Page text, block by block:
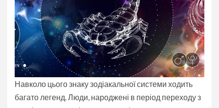
Навколо цього знаку зодіакальної системи ходить
багато легенд. Люди, народжені в період переходу з